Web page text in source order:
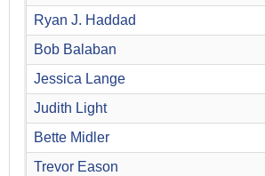
Ryan J. Haddad
Bob Balaban
Jessica Lange
Judith Light
Bette Midler
Trevor Eason